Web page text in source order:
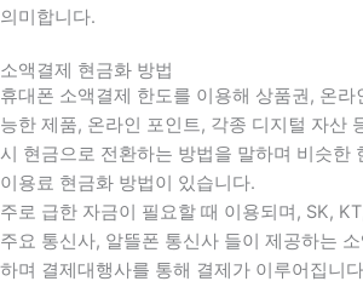
의미합니다.
소액결제 현금화 방법
휴대폰 소액결제 한도를 이용해 상품권, 온
능한 제품, 온라인 포인트, 각종 디지털 자산
시 현금으로 전환하는 방법을 말하며 비슷한
이용료 현금화 방법이 있습니다.
주로 급한 자금이 필요할 때 이용되며, SK,
주요 통신사, 알뜰폰 통신사 들이 제공하는
하며 결제대행사를 통해 결제가 이루어집니